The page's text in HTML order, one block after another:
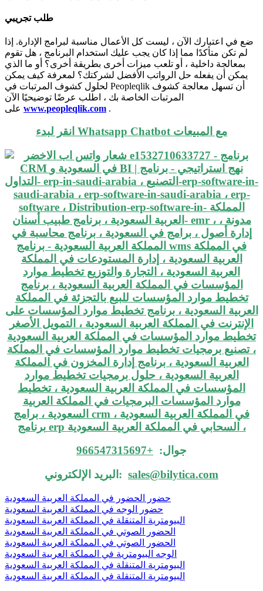
طلب تجريبي
ضع في اعتبارك الآن ، ليست كل الأعمال مناسبة لبرامج الإدارة. إذا
لم تكن متأكدًا مما إذا كان يجب عليك استخدام البرنامج ، هل تقوم
بمعالجة داخلية ، أو تلعب ميزات أخرى بطريقة أخرى؟ أو ما الذي
يمكن أن يفعله حل الرواتب الأفضل لشركتك؟ لمعرفة كيف يمكن
لحلول كشوف المرتبات في Peopleqlik أن تسهل معالجة كشوف
المرتبات الخاصة بك ، اطلب عرضًا توضيحيًا الآن
www.peopleqlik.com .
انقر لبدء Whatsapp Chatbot مع المبيعات
جوال: +966547315697
البريد الإلكتروني: sales@bilytica.com
حضور الحضور في المملكة العربية السعودية
حضور الوجه في المملكة العربية السعودية
البيومترية المتنقلة في المملكة العربية السعودية
الحضور الصوتي في المملكة العربية السعودية
الحضور الصوتي في المملكة العربية السعودية
الوجه البيومترية في المملكة العربية السعودية
البيومترية المتنقلة في المملكة العربية السعودية
البيومترية المتنقلة في المملكة العربية السعودية